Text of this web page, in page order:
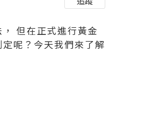
但在正式進行黃金
呢？今天我們來了解